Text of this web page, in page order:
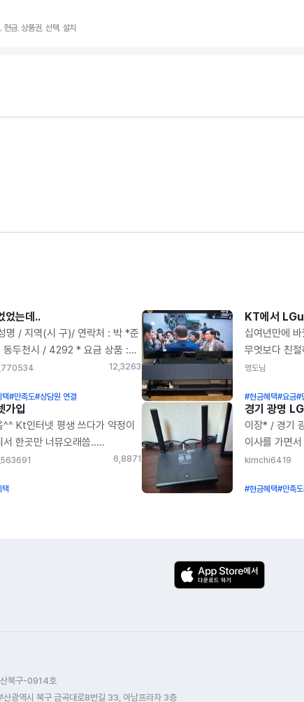
현금, 상품권, 선택, 설치
었는데..
명 / 지역(시 구)/ 연락처 : 박 *준
동두천시 / 4292 * 요금 상품 :
약정) + 100메가 인터넷 * 개통
지원금액 : 본사 폰파라치 대비
지 단통법 상한 15% 금액 1원
않고 최대현금 지급 아니 무슨
을 바꾸는데 돈을 준다고? 말도
면서 안믿겼는데 이번에 인터넷
끝나서 속는셈 치고 한번
거 생면 바로 연락하고 또 바로
12,3263
#만족도#상담원 연결
KT에서
십여년만에
무엇보다 친
피드백이 너무
정수기도 아정
예약해놨네
깔끔하게 해
엄청좋아요
갈아타는것보
싶습니다. 정
영도님
#현금혜택#요금#
가입
^^ Kt인터넷 평생 쓰다가 약정이
서 한곳만 너뮤오래씀..
이래저래 알아보다가
어닌 현금 주더라구요
멀라서 그런거 일수도 ᄊ고 암튼
어요 ᅲᅲ 좀더 알아바야 핫것
6,8871
이장* / 경기
이사를 가면
SK브로드밴드
아정당을 통해
깔끔하게 설
(조금 더 큰
리모콘. 어르
kimchi6419
#현금혜택#만족도
북구-0914호
산광역시 북구 금곡대로8번길 33, 아남프라자 3층